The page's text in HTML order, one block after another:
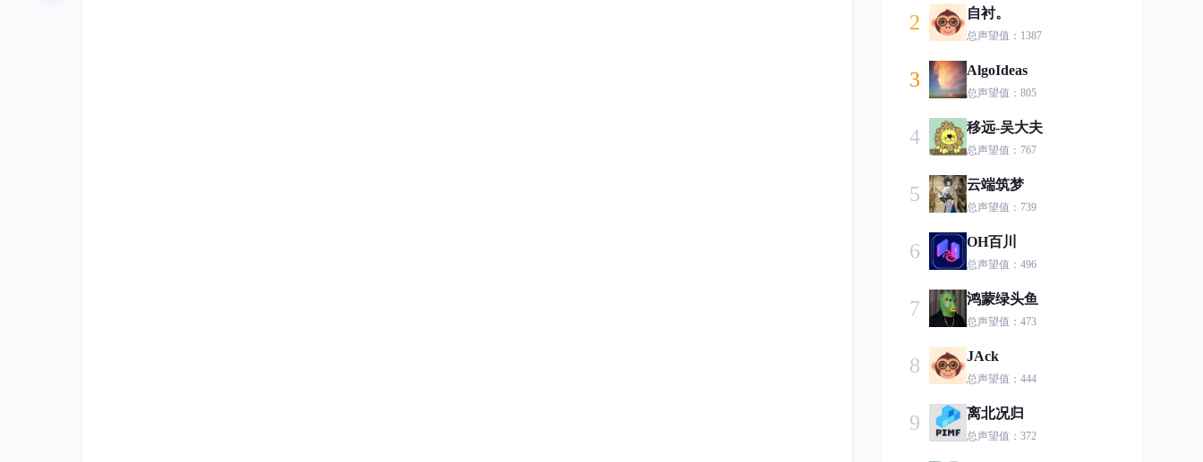
2 自衬。
总声望值：1387
3 AlgoIdeas
总声望值：805
4 移远-吴大夫
总声望值：767
5 云端筑梦
总声望值：739
6 OH百川
总声望值：496
7 鸿蒙绿头鱼
总声望值：473
8 JAck
总声望值：444
9 离北况归
总声望值：372